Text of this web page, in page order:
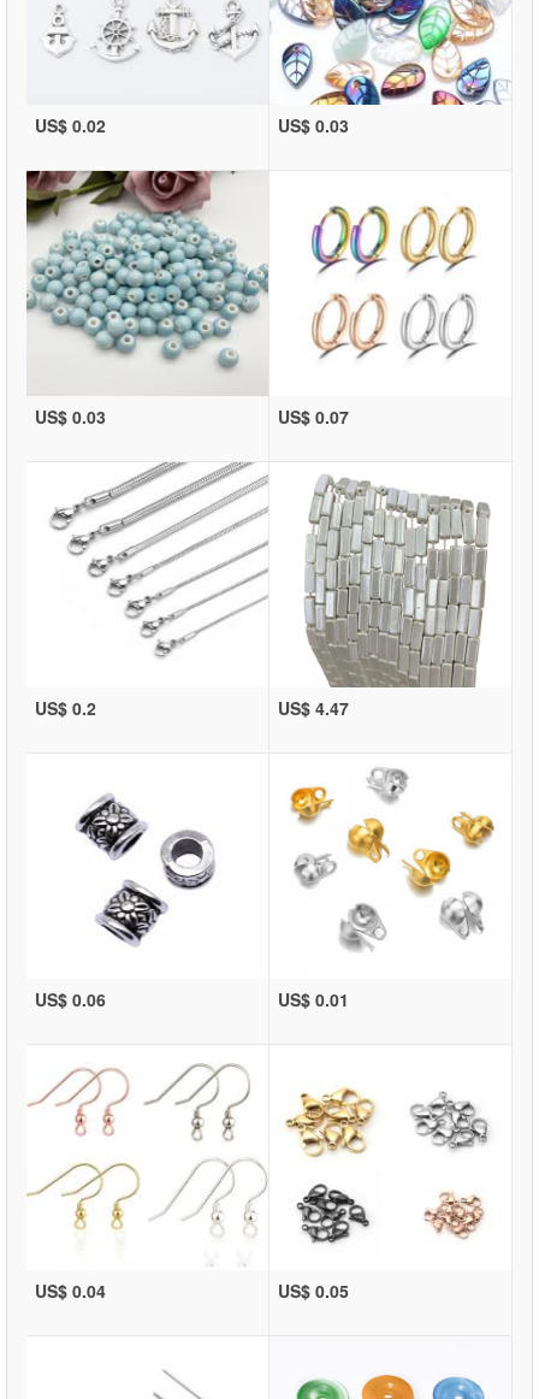
US$ 0.02 US$ 0.03
US$ 0.03 US$ 0.07
US$ 0.2 US$ 4.47
US$ 0.06 US$ 0.01
US$ 0.04 US$ 0.05